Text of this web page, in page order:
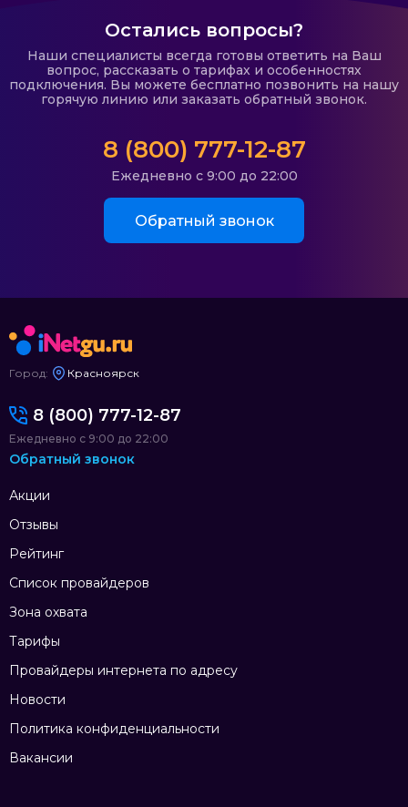
Остались вопросы?
Наши специалисты всегда готовы ответить на Ваш
вопрос, рассказать о тарифах и особенностях
подключения. Вы можете бесплатно позвонить на нашу
горячую линию или заказать обратный звонок.
8 (800) 777-12-87
Ежедневно с 9:00 до 22:00
Обратный звонок
Город: Красноярск
Акции
Отзывы
Рейтинг
Список провайдеров
Зона охвата
Тарифы
Провайдеры интернета по адресу
Новости
Политика конфиденциальности
Вакансии
8 (800) 777-12-87
Ежедневно с 9:00 до 22:00
Обратный звонок